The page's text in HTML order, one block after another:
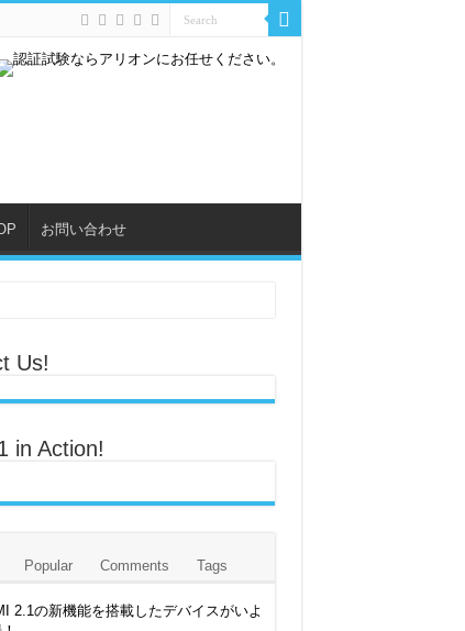
お問い合わせ
Us!
in Action!
Popular Comments Tags
2.1の新機能を搭載したデバイスがいよ